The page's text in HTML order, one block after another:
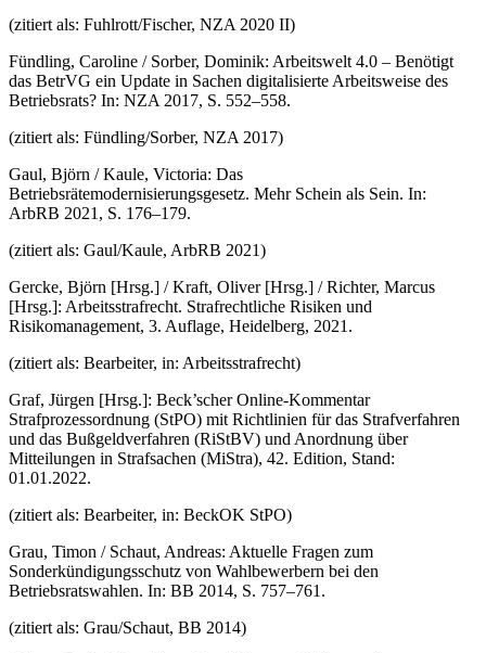
(zitiert als: Fuhlrott/Fischer, NZA 2020 II)
Fündling, Caroline / Sorber, Dominik: Arbeitswelt 4.0 – Benötigt
das BetrVG ein Update in Sachen digitalisierte Arbeitsweise des
Betriebsrats? In: NZA 2017, S. 552–558.
(zitiert als: Fündling/Sorber, NZA 2017)
Gaul, Björn / Kaule, Victoria: Das
Betriebsrätemodernisierungsgesetz. Mehr Schein als Sein. In:
ArbRB 2021, S. 176–179.
(zitiert als: Gaul/Kaule, ArbRB 2021)
Gercke, Björn [Hrsg.] / Kraft, Oliver [Hrsg.] / Richter, Marcus
[Hrsg.]: Arbeitsstrafrecht. Strafrechtliche Risiken und
Risikomanagement, 3. Auflage, Heidelberg, 2021.
(zitiert als: Bearbeiter, in: Arbeitsstrafrecht)
Graf, Jürgen [Hrsg.]: Beck’scher Online-Kommentar
Strafprozessordnung (StPO) mit Richtlinien für das Strafverfahren
und das Bußgeldverfahren (RiStBV) und Anordnung über
Mitteilungen in Strafsachen (MiStra), 42. Edition, Stand:
01.01.2022.
(zitiert als: Bearbeiter, in: BeckOK StPO)
Grau, Timon / Schaut, Andreas: Aktuelle Fragen zum
Sonderkündigungsschutz von Wahlbewerbern bei den
Betriebsratswahlen. In: BB 2014, S. 757–761.
(zitiert als: Grau/Schaut, BB 2014)